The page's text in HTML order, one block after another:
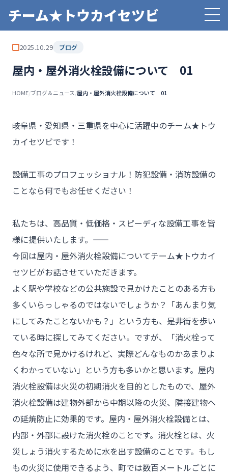
チーム★トウカイセツビ
2025.10.29 ブログ
屋内・屋外消火栓設備について 01
HOME/ブログ＆ニュース/屋内・屋外消火栓設備について 01
――岐阜県・愛知県・三重県を中心に活躍中のチーム★トウ
カイセツビです！
設備工事のプロフェッショナル！防犯設備・消防設備の
ことなら何でもお任せください！
私たちは、高品質・低価格・スピーディな設備工事を皆
様に提供いたします。――
今回は屋内・屋外消火栓設備についてチーム★トウカイ
セツビがお話させていただきます。
よく駅や学校などの公共施設で見かけたことのある方も
多くいらっしゃるのではないでしょうか？「あんまり気
にしてみたことないかも？」という方も、是非街を歩い
ている時に探してみてください。ですが、「消火栓って
色々な所で見かけるけれど、実際どんなものかあまりよ
くわかっていない」という方も多いかと思います。屋内
消火栓設備は火災の初期消火を目的としたもので、屋外
消火栓設備は建物外部から中期以降の火災、隣接建物へ
の延焼防止に効果的です。屋内・屋外消火栓設備とは、
内部・外部に設けた消火栓のことです。消火栓とは、火
災しょう消火するために水を出す設備のことです。もし
もの火災に使用できるよう、町では数百メートルごとに